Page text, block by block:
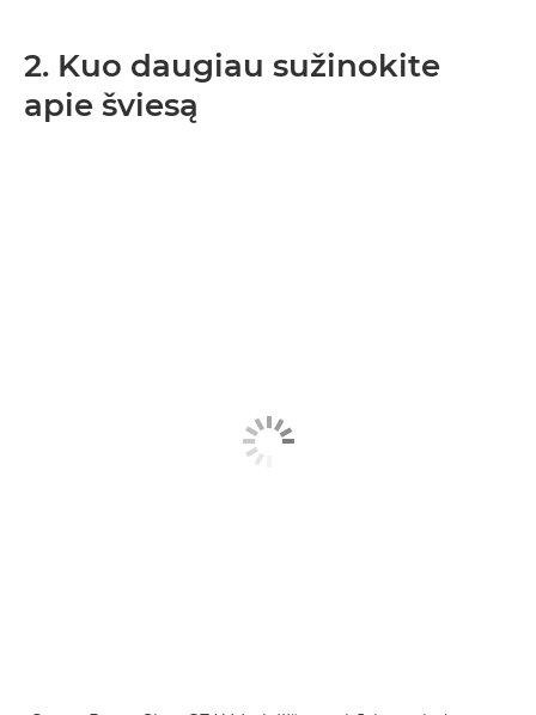
2. Kuo daugiau sužinokite
apie šviesą